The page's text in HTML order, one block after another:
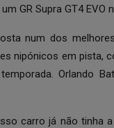
GR Supra GT4 EVO
num dos
nipónicos em pista,
Orlando
carro já não tinha